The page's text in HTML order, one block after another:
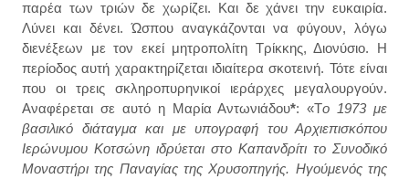
παρέα των τριών δε χωρίζει. Και δε χάνει την ευκαιρία.
Λύνει και δένει. Ώσπου αναγκάζονται να φύγουν, λόγω
διενέξεων με τον εκεί μητροπολίτη Τρίκκης, Διονύσιο. H
περίοδος αυτή χαρακτηρίζεται ιδιαίτερα σκοτεινή. Τότε είναι
που οι τρεις σκληροπυρηνικοί ιεράρχες μεγαλουργούν.
Αναφέρεται σε αυτό η Μαρία Αντωνιάδου*: «Το 1973 με
βασιλικό διάταγμα και με υπογραφή του Αρχιεπισκόπου
Ιερώνυμου Κοτσώνη ιδρύεται στο Καπανδρίτι το Συνοδικό
Μοναστήρι της Παναγίας της Χρυσοπηγής. Ηγούμενός της